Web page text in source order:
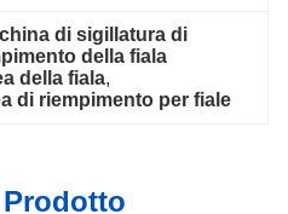
di sigillatura di
della fiala
della fiala,
di riempimento per fiale